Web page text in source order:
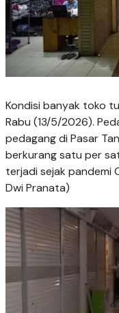
Kondisi banyak toko
Rabu (13/5/2026).
pedagang di Pasar
berkurang satu per
terjadi sejak pandemi
Dwi Pranata)